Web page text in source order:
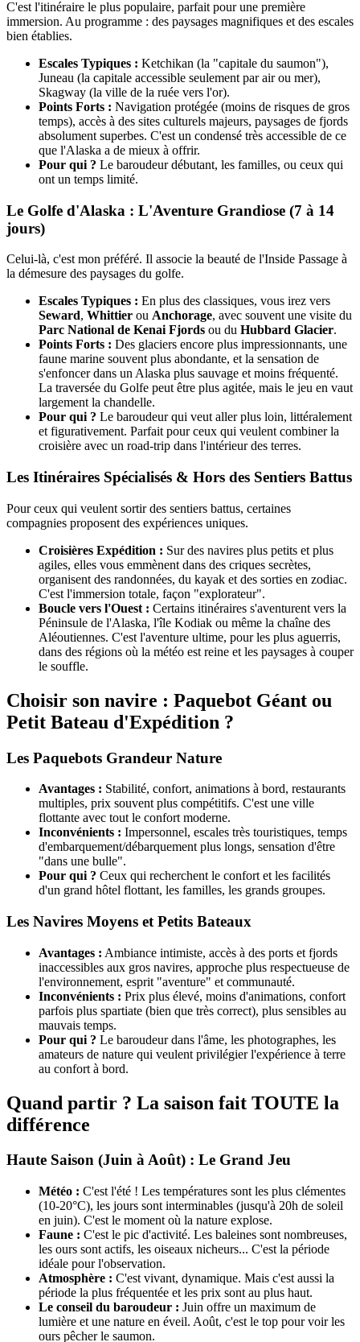
C'est l'itinéraire le plus populaire, parfait pour une première
immersion. Au programme : des paysages magnifiques et des escales
bien établies.
Escales Typiques : Ketchikan (la "capitale du saumon"),
Juneau (la capitale accessible seulement par air ou mer),
Skagway (la ville de la ruée vers l'or).
Points Forts : Navigation protégée (moins de risques de gros
temps), accès à des sites culturels majeurs, paysages de fjords
absolument superbes. C'est un condensé très accessible de ce
que l'Alaska a de mieux à offrir.
Pour qui ? Le baroudeur débutant, les familles, ou ceux qui
ont un temps limité.
Le Golfe d'Alaska : L'Aventure Grandiose (7 à 14
jours)
Celui-là, c'est mon préféré. Il associe la beauté de l'Inside Passage à
la démesure des paysages du golfe.
Escales Typiques : En plus des classiques, vous irez vers
Seward, Whittier ou Anchorage, avec souvent une visite du
Parc National de Kenai Fjords ou du Hubbard Glacier.
Points Forts : Des glaciers encore plus impressionnants, une
faune marine souvent plus abondante, et la sensation de
s'enfoncer dans un Alaska plus sauvage et moins fréquenté.
La traversée du Golfe peut être plus agitée, mais le jeu en vaut
largement la chandelle.
Pour qui ? Le baroudeur qui veut aller plus loin, littéralement
et figurativement. Parfait pour ceux qui veulent combiner la
croisière avec un road-trip dans l'intérieur des terres.
Les Itinéraires Spécialisés & Hors des Sentiers Battus
Pour ceux qui veulent sortir des sentiers battus, certaines
compagnies proposent des expériences uniques.
Croisières Expédition : Sur des navires plus petits et plus
agiles, elles vous emmènent dans des criques secrètes,
organisent des randonnées, du kayak et des sorties en zodiac.
C'est l'immersion totale, façon "explorateur".
Boucle vers l'Ouest : Certains itinéraires s'aventurent vers la
Péninsule de l'Alaska, l'île Kodiak ou même la chaîne des
Aléoutiennes. C'est l'aventure ultime, pour les plus aguerris,
dans des régions où la météo est reine et les paysages à couper
le souffle.
Choisir son navire : Paquebot Géant ou
Petit Bateau d'Expédition ?
Les Paquebots Grandeur Nature
Avantages : Stabilité, confort, animations à bord, restaurants
multiples, prix souvent plus compétitifs. C'est une ville
flottante avec tout le confort moderne.
Inconvénients : Impersonnel, escales très touristiques, temps
d'embarquement/débarquement plus longs, sensation d'être
"dans une bulle".
Pour qui ? Ceux qui recherchent le confort et les facilités
d'un grand hôtel flottant, les familles, les grands groupes.
Les Navires Moyens et Petits Bateaux
Avantages : Ambiance intimiste, accès à des ports et fjords
inaccessibles aux gros navires, approche plus respectueuse de
l'environnement, esprit "aventure" et communauté.
Inconvénients : Prix plus élevé, moins d'animations, confort
parfois plus spartiate (bien que très correct), plus sensibles au
mauvais temps.
Pour qui ? Le baroudeur dans l'âme, les photographes, les
amateurs de nature qui veulent privilégier l'expérience à terre
au confort à bord.
Quand partir ? La saison fait TOUTE la
différence
Haute Saison (Juin à Août) : Le Grand Jeu
Météo : C'est l'été ! Les températures sont les plus clémentes
(10-20°C), les jours sont interminables (jusqu'à 20h de soleil
en juin). C'est le moment où la nature explose.
Faune : C'est le pic d'activité. Les baleines sont nombreuses,
les ours sont actifs, les oiseaux nicheurs... C'est la période
idéale pour l'observation.
Atmosphère : C'est vivant, dynamique. Mais c'est aussi la
période la plus fréquentée et les prix sont au plus haut.
Le conseil du baroudeur : Juin offre un maximum de
lumière et une nature en éveil. Août, c'est le top pour voir les
ours pêcher le saumon.